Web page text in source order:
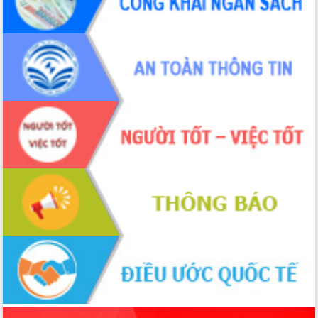
ứng để giữ vững thị trường xuất khẩu
Diễn đàn Kinh tế tư nhân Việt Nam đột
phá cơ chế - Hợp tác công tư
Đề án 06 tạo bước ngoặt đột phá trong
cải cách hành chính tỉnh Đắk Lắk
Kết nối tour, đẩy mạnh chuyển đổi số
để phát triển du lịch Đắk Lắk
Khởi động Dự án Đầu tư xây dựng hạ
tầng kỹ thuật Cụm công nghiệp Tân
Tiến
Gặp mặt các cơ quan báo chí nhân Kỷ
niệm 101 năm Ngày Báo chí Cách
mạng Việt Nam
Đắk Lắk sơ kết 4 năm triển khai thực
hiện Đề án 06 của Chính phủ
Họp báo thông tin về Hội nghị Công bố
Quy hoạch và Xúc tiến đầu tư tỉnh Đắk
Lắk
Khơi thông điểm nghẽn, đẩy nhanh
giải ngân vốn khắc phục thiên tai